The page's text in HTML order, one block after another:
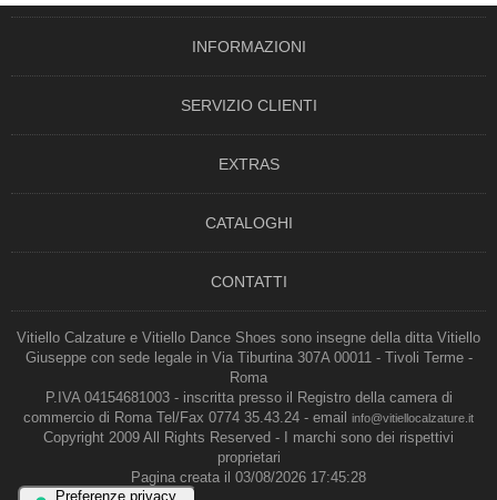
INFORMAZIONI
SERVIZIO CLIENTI
EXTRAS
CATALOGHI
CONTATTI
Vitiello Calzature e Vitiello Dance Shoes sono insegne della ditta Vitiello
Giuseppe con sede legale in Via Tiburtina 307A 00011 - Tivoli Terme -
Roma
P.IVA 04154681003 - inscritta presso il Registro della camera di
commercio di Roma Tel/Fax 0774 35.43.24 - email
info@vitiellocalzature.it
Copyright 2009 All Rights Reserved - I marchi sono dei rispettivi
proprietari
Pagina creata il 03/08/2026 17:45:28